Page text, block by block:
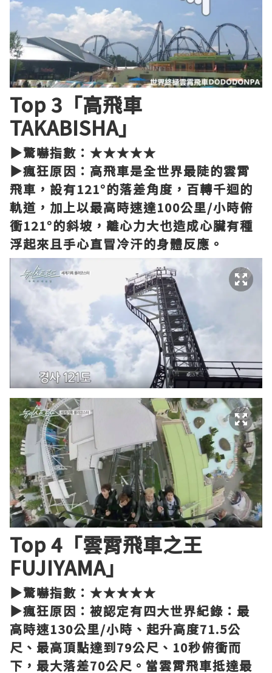
Top 3「高飛車
TAKABISHA」
▶驚嚇指數：★★★★★
▶瘋狂原因：高飛車是全世界最陡的雲霄
飛車，設有121°的落差角度，百轉千迴的
軌道，加上以最高時速達100公里/小時俯
衝121°的斜坡，離心力大也造成心臟有種
浮起來且手心直冒冷汗的身體反應。
Top 4「雲霄飛車之王
FUJIYAMA」
▶驚嚇指數：★★★★★
▶瘋狂原因：被認定有四大世界紀錄：最
高時速130公里/小時、起升高度71.5公
尺、最高頂點達到79公尺、10秒俯衝而
下，最大落差70公尺。當雲霄飛車抵達最